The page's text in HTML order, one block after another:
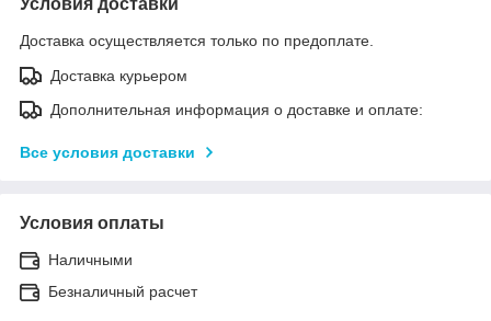
Доставка осуществляется только по предоплате.
Доставка курьером
Дополнительная информация о доставке и оплате:
Все условия доставки
Условия оплаты
Наличными
Безналичный расчет